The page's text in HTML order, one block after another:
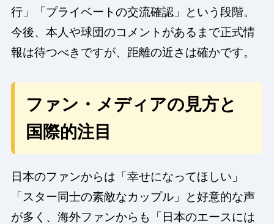
行」「プライベートの交流確認」という段階。
今後、本人や球団のコメントがあるまで正式情
報は待つべきですが、距離の近さは確かです。
ファン・メディアの見方と
国際的注目
日本のファンからは「幸せになってほしい」
「スター同士の素敵なカップル」と好意的な声
が多く、海外ファンからも「日本のエースには